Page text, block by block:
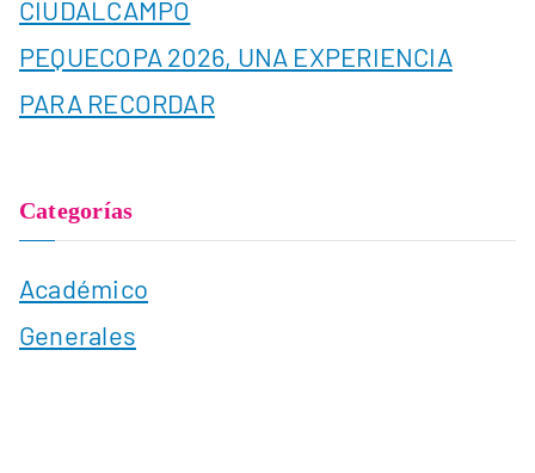
CIUDALCAMPO
PEQUECOPA 2026, UNA EXPERIENCIA
PARA RECORDAR
Categorías
Académico
Generales